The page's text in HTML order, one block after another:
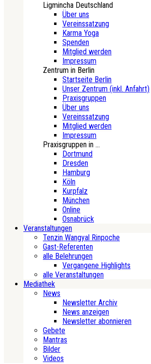
Ligmincha Deutschland
Über uns
Vereinssatzung
Karma Yoga
Spenden
Mitglied werden
Impressum
Zentrum in Berlin
Startseite Berlin
Unser Zentrum (inkl. Anfahrt)
Praxisgruppen
Über uns
Vereinssatzung
Mitglied werden
Impressum
Praxisgruppen in ...
Dortmund
Dresden
Hamburg
Köln
Kurpfalz
München
Online
Osnabrück
Veranstaltungen
Tenzin Wangyal Rinpoche
Gast-Referenten
alle Belehrungen
Vergangene Highlights
alle Veranstaltungen
Mediathek
News
Newsletter Archiv
News anzeigen
Newsletter abonnieren
Gebete
Mantras
Bilder
Videos